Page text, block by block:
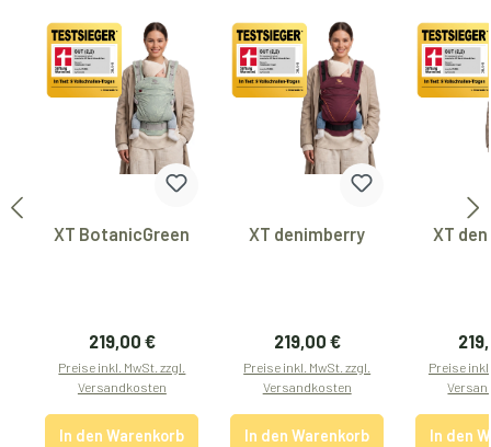
XT BotanicGreen
Regulärer Preis:
219,00 €
Preise inkl. MwSt. zzgl.
Versandkosten
In den Warenkorb
XT denimberry
Regulärer Preis:
219,00 €
Preise inkl. MwSt. zzgl.
Versandkosten
In den Warenkorb
XT
Preise
In den